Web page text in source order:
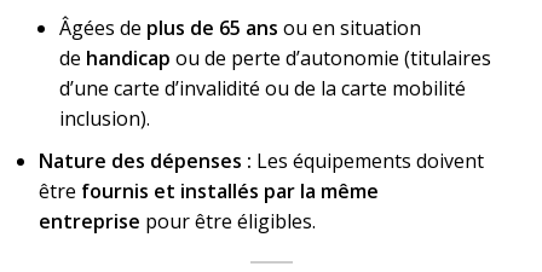
Âgées de plus de 65 ans ou en situation
de handicap ou de perte d’autonomie (titulaires
d’une carte d’invalidité ou de la carte mobilité
inclusion).
Nature des dépenses : Les équipements doivent
être fournis et installés par la même
entreprise pour être éligibles.